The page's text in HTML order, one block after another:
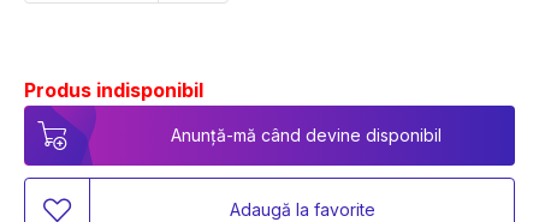
Produs indisponibil
Anunță-mă când devine disponibil
Adaugă la favorite